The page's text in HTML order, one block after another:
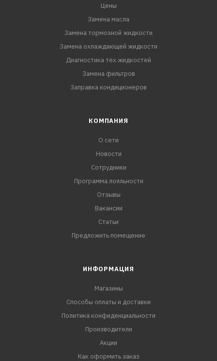
Цены
Замена масла
Замена тормозной жидкости
Замена охлаждающей жидкости
Диагностика тех.жидкостей
Замена фильтров
Заправка кондиционеров
КОМПАНИЯ
О сети
Новости
Сотрудники
Программа лояльности
Отзывы
Вакансии
Статьи
Предложить помещение
ИНФОРМАЦИЯ
Магазины
Способы оплаты и доставки
Политика конфиденциальности
Производители
Акции
Как оформить заказ